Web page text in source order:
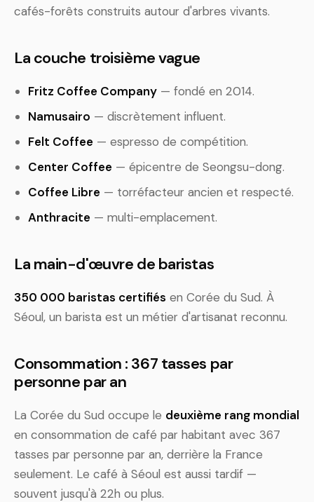
cafés-forêts construits autour d'arbres vivants.
La couche troisième vague
Fritz Coffee Company — fondé en 2014.
Namusairo — discrètement influent.
Felt Coffee — espresso de compétition.
Center Coffee — épicentre de Seongsu-dong.
Coffee Libre — torréfacteur ancien et respecté.
Anthracite — multi-emplacement.
La main-d'œuvre de baristas
350 000 baristas certifiés en Corée du Sud. À
Séoul, un barista est un métier d'artisanat reconnu.
Consommation : 367 tasses par
personne par an
La Corée du Sud occupe le deuxième rang mondial
en consommation de café par habitant avec 367
tasses par personne par an, derrière la France
seulement. Le café à Séoul est aussi tardif —
souvent jusqu'à 22h ou plus.